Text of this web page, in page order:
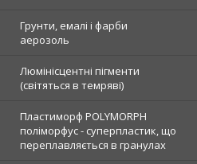
Грунти, емалі і фарби
аерозоль
Люмінісцентні пігменти
(світяться в темряві)
Пластиморф POLYMORPH
поліморфус - суперпластик, що
переплавляється в гранулах